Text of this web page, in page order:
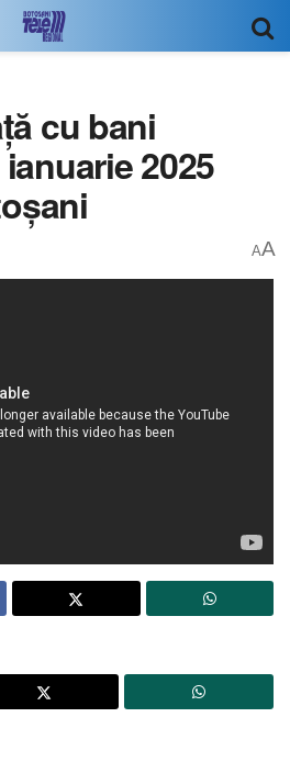
cu bani
2025
AA